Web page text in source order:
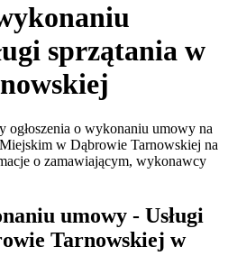
sprzątania w
ogłoszenia o wykonaniu umowy na
w Dąbrowie Tarnowskiej na
o zamawiającym, wykonawcy
umowy - Usługi
Tarnowskiej w